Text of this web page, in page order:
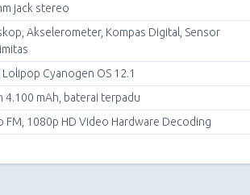
jack stereo
Akselerometer, Kompas Digital, Sensor
Lolipop Cyanogen OS 12.1
4.100 mAh, baterai terpadu
FM, 1080p HD Video Hardware Decoding